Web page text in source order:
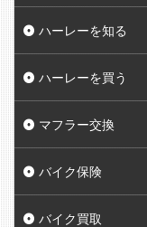
ハーレーを知る
ハーレーを買う
マフラー交換
バイク保険
バイク買取